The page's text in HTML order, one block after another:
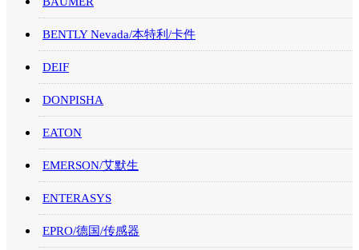
BENTLY Nevada/本特利/卡件
DEIF
DONPISHA
EATON
EMERSON/艾默生
ENTERASYS
EPRO/德国/传感器